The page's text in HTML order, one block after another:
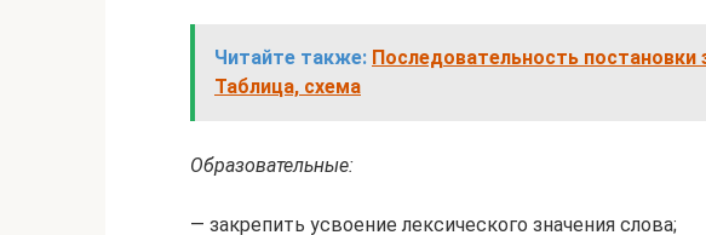
Читайте также: Последовательность постановки
Таблица, схема
Образовательные:
— закрепить усвоение лексического значения слова;